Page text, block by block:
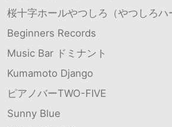
桜十字ホールやつしろ（やつしろハ
Beginners Records
Music Bar ドミナント
Kumamoto Django
ピアノバーTWO-FIVE
Sunny Blue